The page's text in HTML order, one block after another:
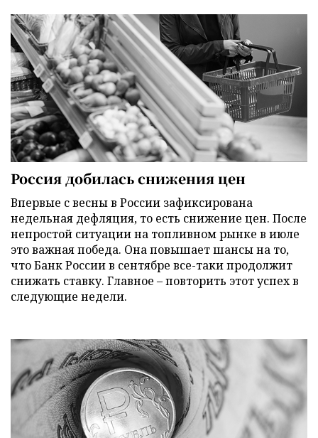
Россия добилась снижения цен
Впервые с весны в России зафиксирована
недельная дефляция, то есть снижение цен. После
непростой ситуации на топливном рынке в июле
это важная победа. Она повышает шансы на то,
что Банк России в сентябре все-таки продолжит
снижать ставку. Главное – повторить этот успех в
следующие недели.